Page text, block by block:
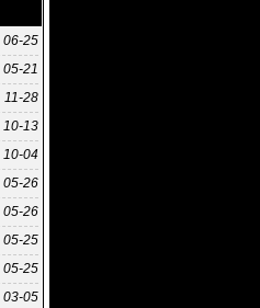
06-25
05-21
11-28
10-13
10-04
05-26
05-26
05-25
05-25
03-05